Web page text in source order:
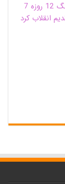
استان البرز در جنگ 12 روزه 7
انقلاب کرد